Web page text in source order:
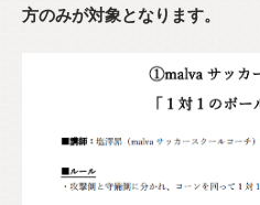
方のみが対象となります。